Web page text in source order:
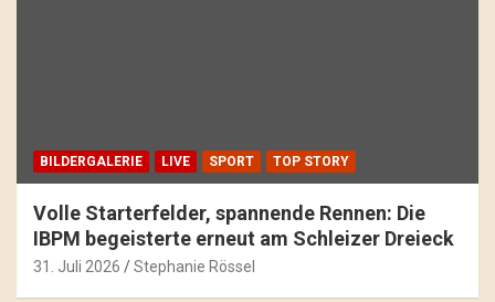
BILDERGALERIE LIVE SPORT TOP STORY
Volle Starterfelder, spannende Rennen: Die
IBPM begeisterte erneut am Schleizer Dreieck
31. Juli 2026 Stephanie Rössel